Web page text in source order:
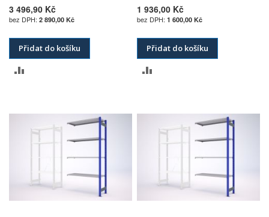
3 496,90 Kč
2 890,00 Kč
Přidat do košíku
POROVNÁNÍ
1 936,00 Kč
1 600,00 Kč
Přidat do košíku
POROVNÁNÍ